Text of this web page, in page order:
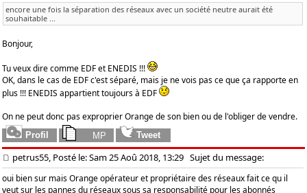
encore une fois la séparation des réseaux avec un société neutre aurait été
souhaitable ...
Bonjour,
Tu veux dire comme EDF et ENEDIS !!!
OK, dans le cas de EDF c'est séparé, mais je ne vois pas ce que ça rapporte en
plus !!! ENEDIS appartient toujours à EDF
On ne peut donc pas exproprier Orange de son bien ou de l'obliger de vendre.
petrus55, Posté le: Sam 25 Aoû 2018, 13:29 Sujet du message:
oui bien sur mais Orange opérateur et propriétaire des réseaux fait ce qu il
veut sur les pannes du réseaux sous sa responsabilité pour les abonnés